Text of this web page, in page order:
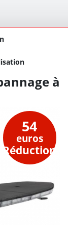
à
54
euros
Réduction